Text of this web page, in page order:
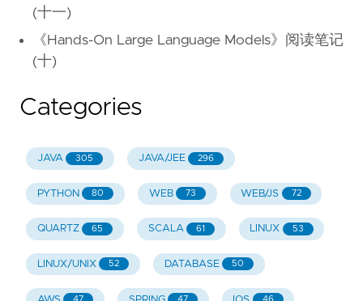
(十一)
《Hands-On Large Language Models》阅读笔记
(十)
Categories
JAVA 305 JAVA/JEE 296
PYTHON 80 WEB 73 WEB/JS 72
QUARTZ 65 SCALA 61 LINUX 53
LINUX/UNIX 52 DATABASE 50
47 47 46